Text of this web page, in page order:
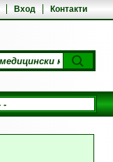
Вход Контакти